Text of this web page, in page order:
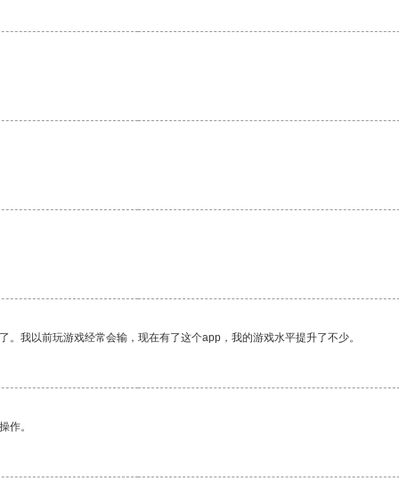
我以前玩游戏经常会输，现在有了这个app，我的游戏水平提升了不少。
作。